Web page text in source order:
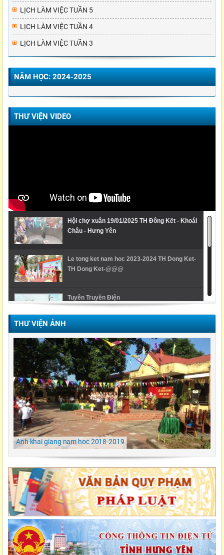
LỊCH LÀM VIỆC TUẦN 5
LỊCH LÀM VIỆC TUẦN 4
LỊCH LÀM VIỆC TUẦN 3
NĂM HỌC: 2024-2025
THƯ VIỆN VIDEO
Hội chợ xuân 19/01/2025 TH Đông Kết - Khoái
Châu - Hưng Yên
Le tong ket nam hoc 2023-2024 TH Dong Ket-
TH Dong Ket-@@@
Tuyên Truyền Điện
Video Lễ trao giải cuộc thi Violympic Quốc gia
Ngày hội ẩm thực/ TH Đông kết/ Khoái Châu/
Hưng Yên
LỄ KHAI GIẢNG NĂM HỌC 2021-2022 Tiểu
Học Đông Kết
THƯ VIỆN ẢNH
Anh khai giang nam hoc 2018-2019